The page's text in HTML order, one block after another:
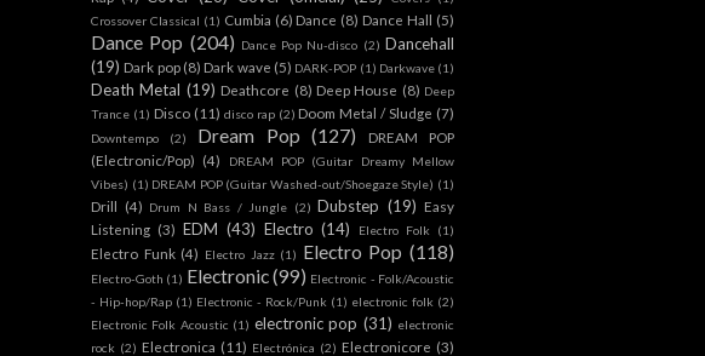
Crossover Classical (1) Cumbia (6) Dance (8) Dance Hall (5)
Dance Pop (204) Dance Pop Nu-disco (2) Dancehall
(19) Dark pop (8) Dark wave (5) DARK-POP (1) Darkwave (1)
Death Metal (19) Deathcore (8) Deep House (8) Deep
Trance (1) Disco (11) disco rap (2) Doom Metal / Sludge (7)
Downtempo (2) Dream Pop (127)
DREAM POP
(Electronic/Pop) (4)
DREAM POP (Guitar Dreamy Mellow
Vibes) (1) DREAM POP (Guitar Washed-out/Shoegaze Style) (1)
Drill (4) Drum N Bass / Jungle (2) Dubstep (19) Easy
Listening (3) EDM (43) Electro (14) Electro Folk (1)
Electro Funk (4) Electro Jazz (1) Electro Pop (118)
Electro-Goth (1) Electronic(99) Electronic - Folk/Acoustic
- Hip-hop/Rap (1) Electronic - Rock/Punk (1) electronic folk (2)
Electronic Folk Acoustic (1) electronic pop (31) electronic
rock (2) Electronica (11) Electrónica (2) Electronicore (3)